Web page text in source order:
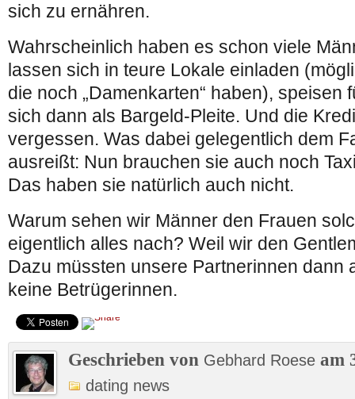
sich zu ernähren.
Wahrscheinlich haben es schon viele
lassen sich in teure Lokale einladen
die noch „Damenkarten“ haben), speisen
sich dann als Bargeld-Pleite. Und die
vergessen. Was dabei gelegentlich dem
ausreißt: Nun brauchen sie auch noch
Das haben sie natürlich auch nicht.
Warum sehen wir Männer den Frauen
eigentlich alles nach? Weil wir den
Dazu müssten unsere Partnerinnen dann
keine Betrügerinnen.
Geschrieben von Gebhard Roese am
dating news